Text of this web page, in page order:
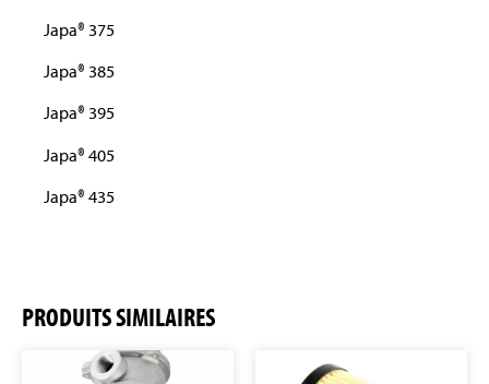
Japa® 375
Japa® 385
Japa® 395
Japa® 405
Japa® 435
PRODUITS SIMILAIRES